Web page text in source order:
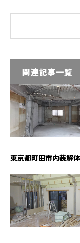
関連記事一覧
東京都町田市内装解